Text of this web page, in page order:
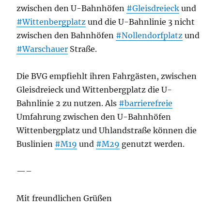
zwischen den U-Bahnhöfen #Gleisdreieck und
#Wittenbergplatz und die U-Bahnlinie 3 nicht
zwischen den Bahnhöfen #Nollendorfplatz und
#Warschauer Straße.
Die BVG empfiehlt ihren Fahrgästen, zwischen
Gleisdreieck und Wittenbergplatz die U-
Bahnlinie 2 zu nutzen. Als #barrierefreie
Umfahrung zwischen den U-Bahnhöfen
Wittenbergplatz und Uhlandstraße können die
Buslinien #M19 und #M29 genutzt werden.
—–
Mit freundlichen Grüßen